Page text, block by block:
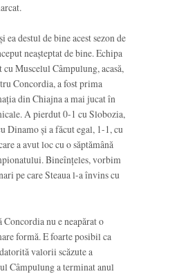
ea destul de bine acest sezon de
neașteptat de bine. Echipa
Muscelul Câmpulung, acasă,
Concordia, a fost prima
din Chiajna a mai jucat în
A pierdut 0-1 cu Slobozia,
Dinamo și a făcut egal, 1-1, cu
a avut loc cu o săptămână
Bineînțeles, vorbim
pe care Steaua l-a învins cu
Concordia nu e neapărat o
formă. E foarte posibil ca
valorii scăzute a
Câmpulung a terminat anul